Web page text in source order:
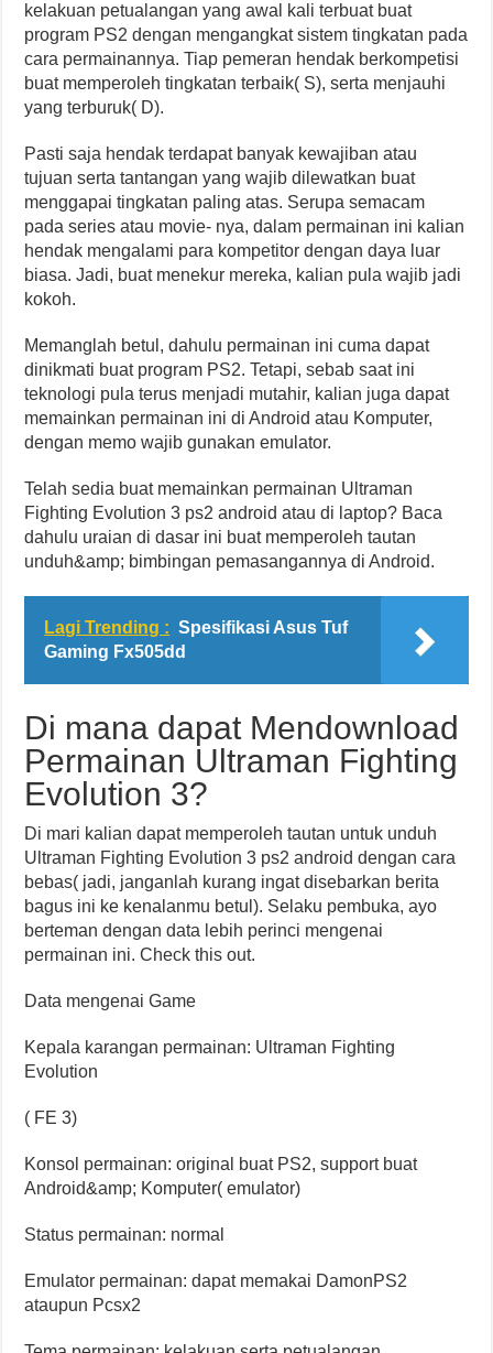
kelakuan petualangan yang awal kali terbuat buat
program PS2 dengan mengangkat sistem tingkatan pada
cara permainannya. Tiap pemeran hendak berkompetisi
buat memperoleh tingkatan terbaik( S), serta menjauhi
yang terburuk( D).
Pasti saja hendak terdapat banyak kewajiban atau
tujuan serta tantangan yang wajib dilewatkan buat
menggapai tingkatan paling atas. Serupa semacam
pada series atau movie- nya, dalam permainan ini kalian
hendak mengalami para kompetitor dengan daya luar
biasa. Jadi, buat menekur mereka, kalian pula wajib jadi
kokoh.
Memanglah betul, dahulu permainan ini cuma dapat
dinikmati buat program PS2. Tetapi, sebab saat ini
teknologi pula terus menjadi mutahir, kalian juga dapat
memainkan permainan ini di Android atau Komputer,
dengan memo wajib gunakan emulator.
Telah sedia buat memainkan permainan Ultraman
Fighting Evolution 3 ps2 android atau di laptop? Baca
dahulu uraian di dasar ini buat memperoleh tautan
unduh&amp; bimbingan pemasangannya di Android.
Lagi Trending : Spesifikasi Asus Tuf
Gaming Fx505dd
Di mana dapat Mendownload
Permainan Ultraman Fighting
Evolution 3?
Di mari kalian dapat memperoleh tautan untuk unduh
Ultraman Fighting Evolution 3 ps2 android dengan cara
bebas( jadi, janganlah kurang ingat disebarkan berita
bagus ini ke kenalanmu betul). Selaku pembuka, ayo
berteman dengan data lebih perinci mengenai
permainan ini. Check this out.
Data mengenai Game
Kepala karangan permainan: Ultraman Fighting
Evolution
( FE 3)
Konsol permainan: original buat PS2, support buat
Android&amp; Komputer( emulator)
Status permainan: normal
Emulator permainan: dapat memakai DamonPS2
ataupun Pcsx2